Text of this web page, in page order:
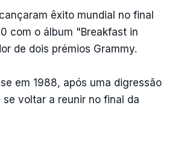
êxito mundial no final
com o álbum "Breakfast in
de dois prémios Grammy.
em 1988, após uma digressão
se voltar a reunir no final da